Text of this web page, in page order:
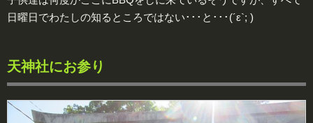
日曜日でわたしの知るところではない･･･と･･･(´ε`; )
天神社にお参り